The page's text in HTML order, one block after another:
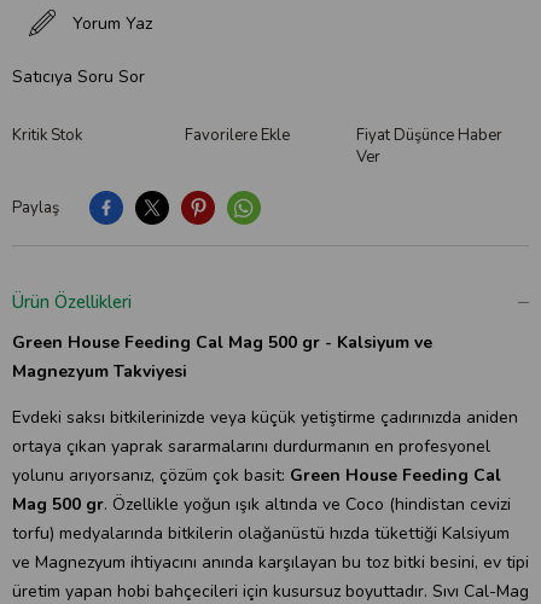
Paylaş
Kritik Stok Favorilere Ekle
Fiyat Düşünce Haber
Ver
Yorum Yaz
Satıcıya Soru Sor
Ürün Özellikleri
Green House Feeding Cal Mag 500 gr - Kalsiyum ve
Magnezyum Takviyesi
Evdeki saksı bitkilerinizde veya küçük yetiştirme çadırınızda aniden
ortaya çıkan yaprak sararmalarını durdurmanın en profesyonel
yolunu arıyorsanız, çözüm çok basit: Green House Feeding Cal
Mag 500 gr. Özellikle yoğun ışık altında ve Coco (hindistan cevizi
torfu) medyalarında bitkilerin olağanüstü hızda tükettiği Kalsiyum
ve Magnezyum ihtiyacını anında karşılayan bu toz bitki besini, ev tipi
üretim yapan hobi bahçecileri için kusursuz boyuttadır. Sıvı Cal-Mag